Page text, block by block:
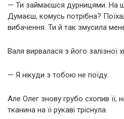
— Ти займаєшся дурницями. На
Думаєш, комусь потрібна?
вибачення. Ти й так змусила
Валя вирвалася з його залізної
— Я нікуди з тобою не поїду.
Але Олег знову грубо схопив її,
тканина на її рукаві тріснула.